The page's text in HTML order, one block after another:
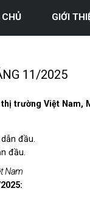
GIỚI
11/2025
trường Việt Nam,
đầu.
Nam